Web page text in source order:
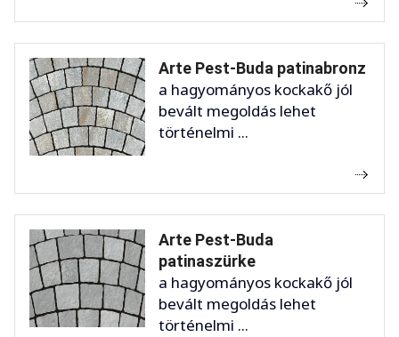
Arte Pest-Buda patinabronz
a hagyományos kockakő jól
bevált megoldás lehet
történelmi ...
Arte Pest-Buda
patinaszürke
a hagyományos kockakő jól
bevált megoldás lehet
történelmi ...